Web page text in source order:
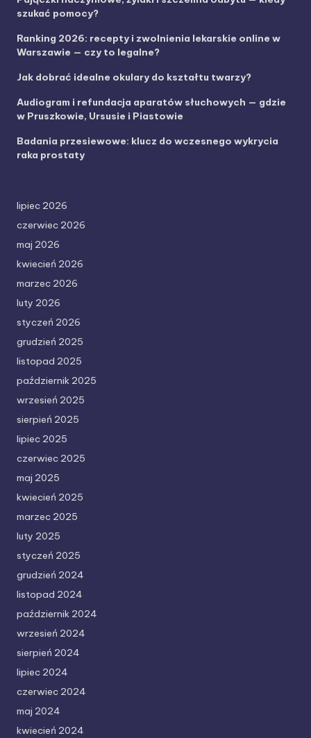
szukać pomocy?
Ranking 2026: recepty i zwolnienia lekarskie online w
Warszawie — czy to legalne?
Jak dobrać idealne okulary do kształtu twarzy?
Audiogram i refundacja aparatów słuchowych — gdzie
w Pruszkowie, Ursusie i Piastowie
Badania przesiewowe: klucz do wczesnego wykrycia
raka prostaty
lipiec 2026
czerwiec 2026
maj 2026
kwiecień 2026
marzec 2026
luty 2026
styczeń 2026
grudzień 2025
listopad 2025
październik 2025
wrzesień 2025
sierpień 2025
lipiec 2025
czerwiec 2025
maj 2025
kwiecień 2025
marzec 2025
luty 2025
styczeń 2025
grudzień 2024
listopad 2024
październik 2024
wrzesień 2024
sierpień 2024
lipiec 2024
czerwiec 2024
maj 2024
kwiecień 2024